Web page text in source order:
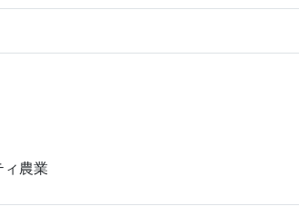
ィ農業